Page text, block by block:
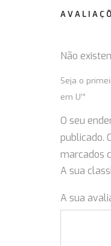
Não
Seja o
em U’”
O seu
publicado.
marcados
A sua
A sua